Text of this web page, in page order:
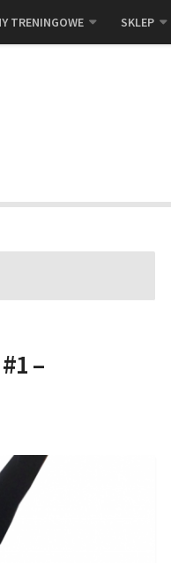
TRENINGOWE SKLEP
–